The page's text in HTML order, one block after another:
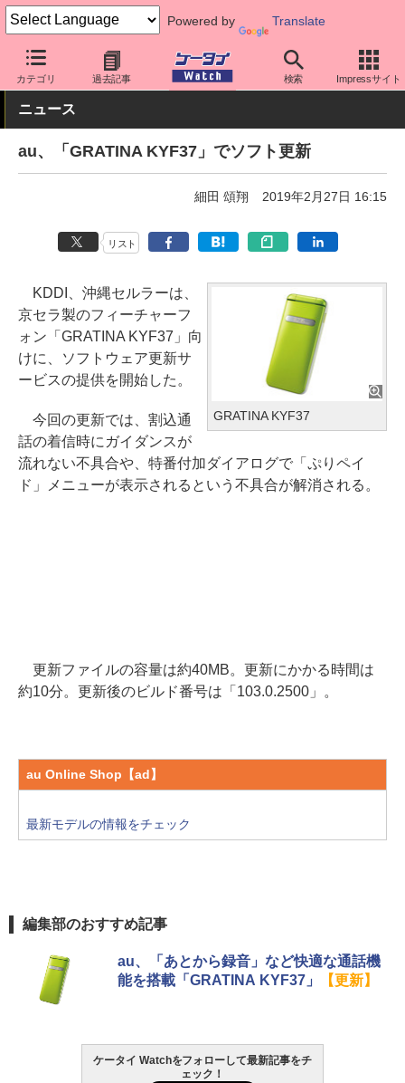
Powered by Translate
カテゴリ 過去記事 検索 Impressサイト
ケータイ Watch キャリア au ソフト更新
ニュース
au、「GRATINA KYF37」でソフト更新
細田 頌翔 2019年2月27日 16:15
リスト
GRATINA KYF37
KDDI、沖縄セルラーは、
京セラ製のフィーチャーフ
ォン「GRATINA KYF37」向
けに、ソフトウェア更新サ
ービスの提供を開始した。
今回の更新では、割込通
話の着信時にガイダンスが
流れない不具合や、特番付加ダイアログで「ぷりペイ
ド」メニューが表示されるという不具合が解消される。
更新ファイルの容量は約40MB。更新にかかる時間は
約10分。更新後のビルド番号は「103.0.2500」。
au Online Shop【ad】
最新モデルの情報をチェック
編集部のおすすめ記事
au、「あとから録音」など快適な通話機
能を搭載「GRATINA KYF37」
【更新】
ケータイ Watchをフォローして最新記事をチ
ェック！